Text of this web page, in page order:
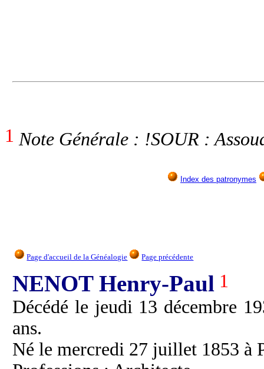
1 Note Générale : !SOUR :
Index des patronymes
Page d'accueil de la Généalogie Page précédente
NENOT Henry-Paul 1
Décédé le jeudi 13 décembre
ans.
Né le mercredi 27 juillet 1853 à